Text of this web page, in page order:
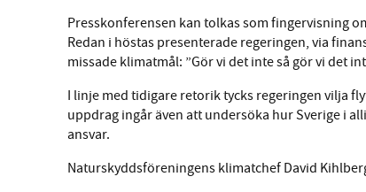
Presskonferensen kan tolkas som fingervisning
Redan i höstas presenterade regeringen, via
missade klimatmål: ”Gör vi det inte så gör vi det
I linje med tidigare retorik tycks regeringen vilja
uppdrag ingår även att undersöka hur Sverige i
ansvar.
Naturskyddsföreningens klimatchef David